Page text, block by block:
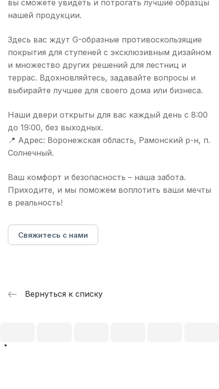
вы сможете увидеть и потрогать лучшие образцы
нашей продукции.
Здесь вас ждут G-образные противоскользящие
покрытия для ступеней с эксклюзивным дизайном
и множество других решений для лестниц и
террас. Вдохновляйтесь, задавайте вопросы и
выбирайте лучшее для своего дома или бизнеса.
Наши двери открыты для вас каждый день с 8:00
до 19:00, без выходных.
📍 Адрес: Воронежская область, Рамонский р-н, п.
Солнечный.
Ваш комфорт и безопасность – наша забота.
Приходите, и мы поможем воплотить ваши мечты
в реальность!
Свяжитесь с нами
Вернуться к списку